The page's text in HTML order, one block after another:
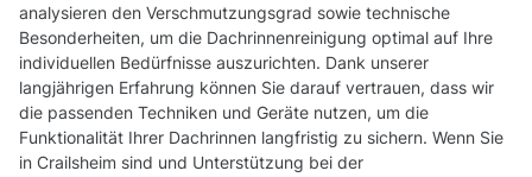
analysieren den Verschmutzungsgrad sowie technische
Besonderheiten, um die Dachrinnenreinigung optimal auf Ihre
individuellen Bedürfnisse auszurichten. Dank unserer
langjährigen Erfahrung können Sie darauf vertrauen, dass wir
die passenden Techniken und Geräte nutzen, um die
Funktionalität Ihrer Dachrinnen langfristig zu sichern. Wenn Sie
in Crailsheim sind und Unterstützung bei der